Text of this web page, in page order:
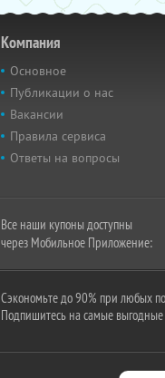
Компания
Основное
Публикации о нас
Вакансии
Правила сервиса
Ответы на вопросы
Все наши купоны доступны
через Мобильное Приложение:
Сэкономьте до 90% при любых
Подпишитесь на самые